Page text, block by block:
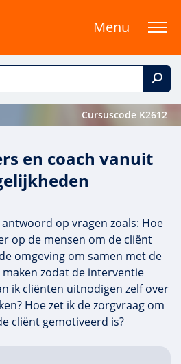
Menu
Cursuscode K2612
en coach vanuit
op vragen zoals: Hoe
op de mensen om de cliënt
omgeving om samen met de
zodat de interventie
ik cliënten uitnodigen zelf over
Hoe zet ik de zorgvraag om
cliënt gemotiveerd is?